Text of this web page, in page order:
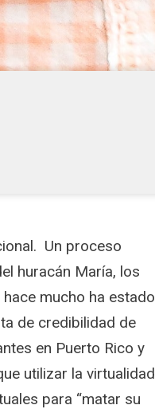
Un proceso
huracán María, los
mucho ha estado
de credibilidad de
en Puerto Rico y
utilizar la virtualidad
para “matar su